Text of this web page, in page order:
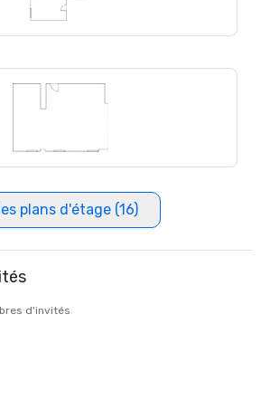
plans d'étage (16)
d'invités